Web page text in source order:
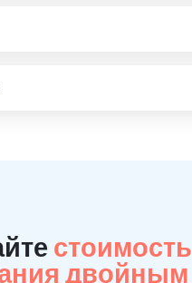
стоимость
двойным